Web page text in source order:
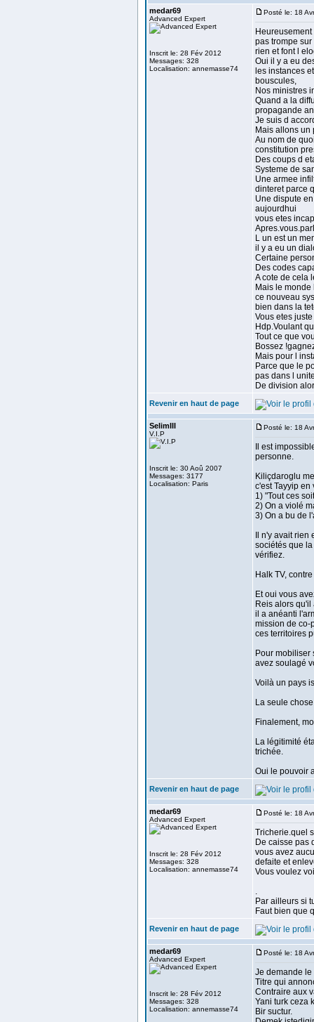
medar69
Advanced Expert
Inscrit le: 28 Fév 2012
Messages: 328
Localisation: annemasse74
Posté le: 18
pas trompe
rien et font l
Oui il y a eu
les instances
bouscules,
Nos ministres
Quand a la
propagande
Je suis d
Mais allons un
Au nom de
constitution
Des coups d
Systeme de
Une armee
dinteret parce
Une dispute
aujourdhui
vous etes
L un est un
il y a eu un
Certaine
Des codes
A cote de cela
Mais le
ce nouveau
bien dans la
Vous etes
Hdp.Voulant
Tout ce que
Bossez
Mais pour l
Parce que le
pas dans l
De division
Revenir en haut de page
SelimIII
V.I.P
Inscrit le: 30 Aoû 2007
Messages: 3177
Localisation: Paris
Posté le: 18
Il est
personne.
Kiliçdaroglu
c'est Tayyip en
1) "Tout ces
2) On a violé
3) On a bu de
Il n'y avait
sociétés que
vérifiez.
Halk TV,
Et oui vous
Reis alors
il a anéanti
mission de co-
ces territoires
Pour mobiliser
avez soulagé
Voilà un pays
La seule
Finalement,
La légitimité
trichée.
Oui le pouvoir
Revenir en haut de page
medar69
Advanced Expert
Inscrit le: 28 Fév 2012
Messages: 328
Localisation: annemasse74
Posté le: 18
Tricherie.quel
De caisse pas
vous avez
defaite et
Vous voulez
.
Par ailleurs si
Faut bien que
Revenir en haut de page
medar69
Advanced Expert
Inscrit le: 28 Fév 2012
Messages: 328
Localisation: annemasse74
Posté le: 18
Je demande le
Titre qui
Contraire aux
Yani turk ceza
Bir suctur.